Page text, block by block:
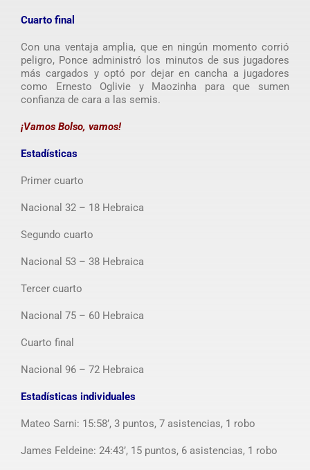
Cuarto final
Con una ventaja amplia, que en ningún momento corrió
peligro, Ponce administró los minutos de sus jugadores
más cargados y optó por dejar en cancha a jugadores
como Ernesto Oglivie y Maozinha para que sumen
confianza de cara a las semis.
¡Vamos Bolso, vamos!
Estadísticas
Primer cuarto
Nacional 32 – 18 Hebraica
Segundo cuarto
Nacional 53 – 38 Hebraica
Tercer cuarto
Nacional 75 – 60 Hebraica
Cuarto final
Nacional 96 – 72 Hebraica
Estadísticas individuales
Mateo Sarni: 15:58’, 3 puntos, 7 asistencias, 1 robo
James Feldeine: 24:43’, 15 puntos, 6 asistencias, 1 robo